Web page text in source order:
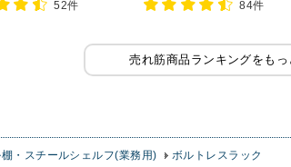
52件 84件
売れ筋商品ランキングをもっ
・スチールシェルフ(業務用)
ボルトレスラック